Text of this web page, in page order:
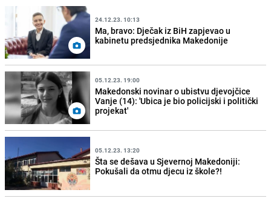
24.12.23. 10:13
Ma, bravo: Dječak iz BiH zapjevao u
kabinetu predsjednika Makedonije
05.12.23. 19:00
Makedonski novinar o ubistvu djevojčice
Vanje (14): 'Ubica je bio policijski i politički
projekat'
05.12.23. 13:20
Šta se dešava u Sjevernoj Makedoniji:
Pokušali da otmu djecu iz škole?!